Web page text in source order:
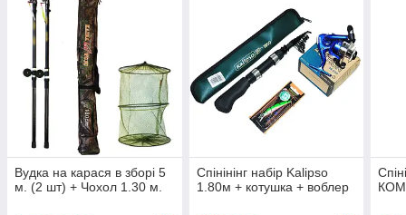
Вудка на карася в зборі 5
м. (2 шт) + Чохол 1.30 м.
Спінінінг набір Kalipso
1.80м + котушка + воблер